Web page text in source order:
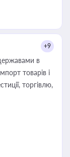
+9
в
товарів і
торгівлю,